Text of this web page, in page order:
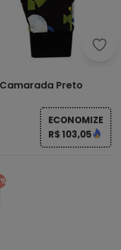
Preto
ECONOMIZE
R$ 103,05